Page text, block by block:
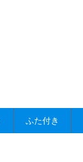
ふた付き